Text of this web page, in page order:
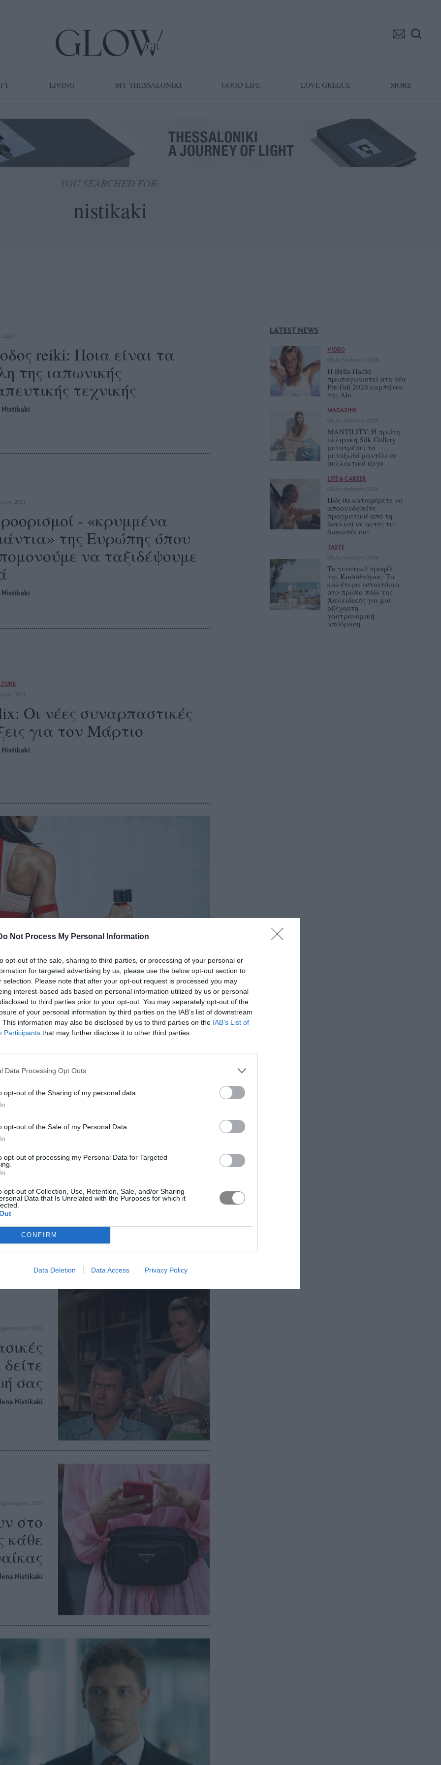
Not Process My Personal Information
opt-out of the sale, sharing to third parties, or processing of your personal or
for targeted advertising by us, please use the below opt-out section to
selection. Please note that after your opt-out request is processed you may
interest-based ads based on personal information utilized by us or personal
to third parties prior to your opt-out. You may separately opt-out of the
of your personal information by third parties on the IAB’s list of downstream
This information may also be disclosed by us to third parties on the IAB’s List of
Participants that may further disclose it to other third parties.
Data Processing Opt Outs
opt-out of the Sharing of my personal data.
opt-out of the Sale of my Personal Data.
opt-out of processing my Personal Data for Targeted
opt-out of Collection, Use, Retention, Sale, and/or Sharing
Data that Is Unrelated with the Purposes for which it
CONFIRM
Data Deletion Data Access Privacy Policy
LIVING MY THESSALONIKI GOOD LIFE LOVE GREECE MORE
YOU SEARCHED FOR:
reiki: Ποια είναι τα
της ιαπωνικής
τεχνικής
Nistikaki
2021
- «κρυμμένα
της Ευρώπης όπου
να ταξιδέψουμε
Nistikaki
2021
Οι νέες συναρπαστικές
για τον Μάρτιο
Nistikaki
για
τον
Nistikaki
2021
σας
Nistikaki
2021
στο
κάθε
Nistikaki
LATEST NEWS
VIDEO
08 Αυγούστου 2026
Η Bella Hadid
πρωταγωνιστεί στη νέα
Pre-Fall 2026 καμπάνια
της Alo
MAGAZINE
08 Αυγούστου 2026
MANTILITY: Η πρώτη
ελληνική Silk Gallery
μετατρέπει το
μεταξωτό μαντίλι σε
συλλεκτικό έργο
LIFE & CAREER
08 Αυγούστου 2026
Πώς θα καταφέρετε να
αποσυνδεθείτε
πραγματικά από τη
δουλειά σε αυτές τις
διακοπές σας
TASTE
08 Αυγούστου 2026
Το γευστικό προφίλ
της Κασσάνδρας: Τα
καλύτερα εστιατόρια
στο πρώτο πόδι της
Χαλκιδικής για μια
αξέχαστη
γαστρονομική
απόδραση